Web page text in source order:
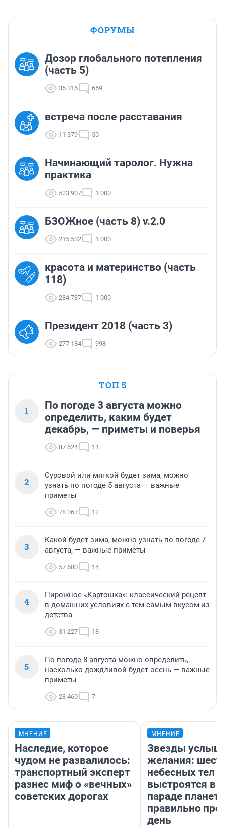
ФОРУМЫ
Дозор глобального потепления
(часть 5)
35 316 659
встреча после расставания
11 379 50
Начинающий таролог. Нужна
практика
523 907 1 000
БЗОЖное (часть 8) v.2.0
215 532 1 000
красота и материнство (часть
118)
284 787 1 000
Президент 2018 (часть 3)
277 184 998
ТОП 5
1
По погоде 3 августа можно
определить, каким будет
декабрь, — приметы и поверья
87 624 11
2
Суровой или мягкой будет зима, можно
узнать по погоде 5 августа — важные
приметы
78 367 12
3
Какой будет зима, можно узнать по погоде 7
августа, — важные приметы
57 680 14
4
Пирожное «Картошка»: классический рецепт
в домашних условиях с тем самым вкусом из
детства
31 227 18
5
По погоде 8 августа можно определить,
насколько дождливой будет осень — важные
приметы
28 460 7
МНЕНИЕ
Наследие, которое
чудом не развалилось:
транспортный эксперт
разнес миф о «вечных»
советских дорогах
МНЕНИЕ
Звезды
желания:
небесных тел
выстроятся в
параде планет
правильно
день